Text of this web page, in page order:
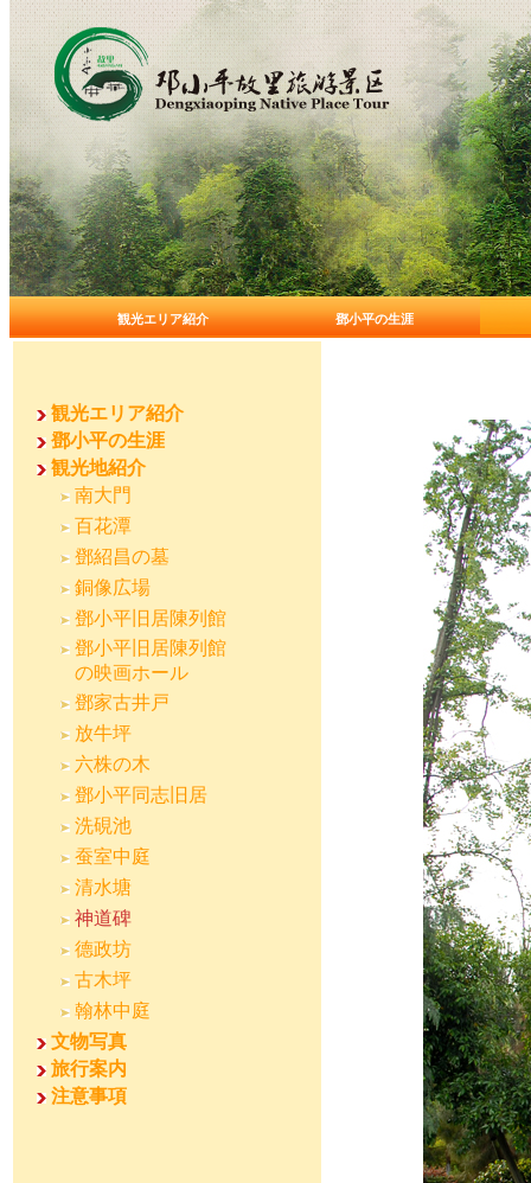
観光エリア紹介 鄧小平の生涯
観光エリア紹介
鄧小平の生涯
観光地紹介
南大門
百花潭
鄧紹昌の墓
銅像広場
鄧小平旧居陳列館
鄧小平旧居陳列館
の映画ホール
鄧家古井戸
放牛坪
六株の木
鄧小平同志旧居
洗硯池
蚕室中庭
清水塘
神道碑
德政坊
古木坪
翰林中庭
文物写真
旅行案内
注意事項